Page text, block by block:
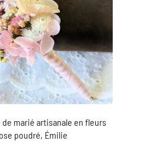
marié artisanale en fleurs
poudré, Émilie